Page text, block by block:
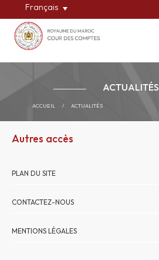
Français
ACTUALITÉS
ACCUEIL / ACTUALITÉS
Autres accès
PLAN DU SITE
CONTACTEZ-NOUS
MENTIONS LÉGALES